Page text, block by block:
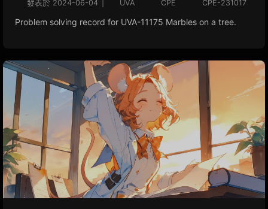
發表於 2024-06-04 UVA CPE CPE-231017
Problem solving record for UVA-11175 Marbles on a tree.